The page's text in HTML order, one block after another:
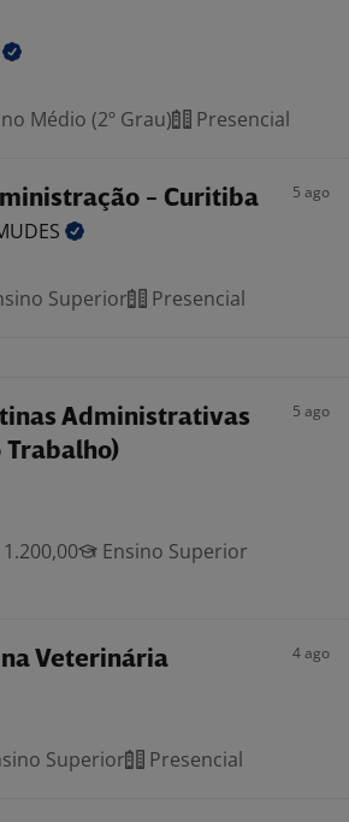
Médio (2º Grau) Presencial
- Curitiba 5 ago
Superior Presencial
Administrativas
Trabalho)
5 ago
Ensino Superior
Veterinária 4 ago
Superior Presencial